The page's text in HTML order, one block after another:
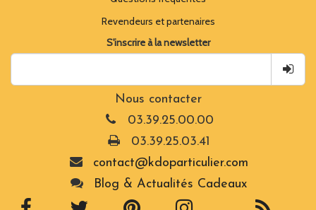
Revendeurs et partenaires
S'inscrire à la newsletter
Nous contacter
03.39.25.00.00
03.39.25.03.41
contact@kdoparticulier.com
Blog & Actualités Cadeaux